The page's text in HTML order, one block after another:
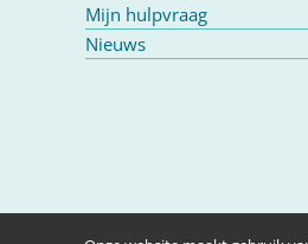
Mijn hulpvraag
Nieuws